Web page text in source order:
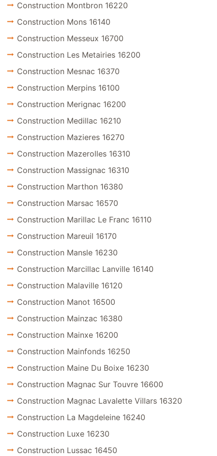
Construction Montbron 16220
Construction Mons 16140
Construction Messeux 16700
Construction Les Metairies 16200
Construction Mesnac 16370
Construction Merpins 16100
Construction Merignac 16200
Construction Medillac 16210
Construction Mazieres 16270
Construction Mazerolles 16310
Construction Massignac 16310
Construction Marthon 16380
Construction Marsac 16570
Construction Marillac Le Franc 16110
Construction Mareuil 16170
Construction Mansle 16230
Construction Marcillac Lanville 16140
Construction Malaville 16120
Construction Manot 16500
Construction Mainzac 16380
Construction Mainxe 16200
Construction Mainfonds 16250
Construction Maine Du Boixe 16230
Construction Magnac Sur Touvre 16600
Construction Magnac Lavalette Villars 16320
Construction La Magdeleine 16240
Construction Luxe 16230
Construction Lussac 16450